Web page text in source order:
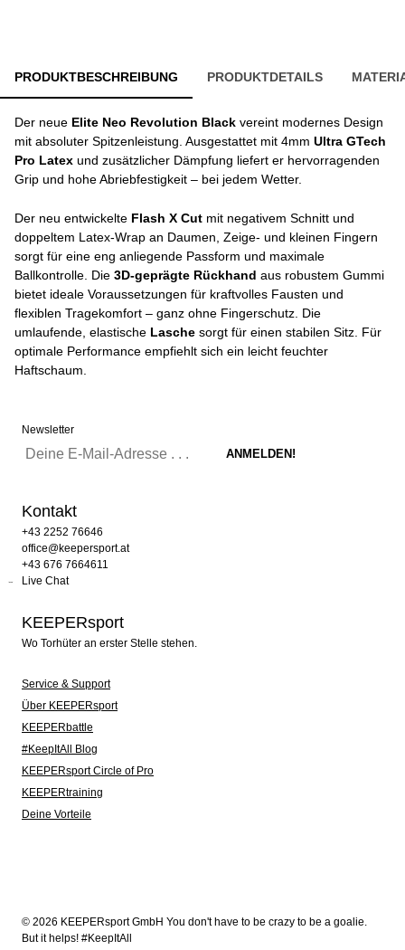
PRODUKTBESCHREIBUNG PRODUKTDETAILS
Der neue Elite Neo Revolution Black vereint modernes Design
mit absoluter Spitzenleistung. Ausgestattet mit 4mm Ultra GTech
Pro Latex und zusätzlicher Dämpfung liefert er hervorragenden
Grip und hohe Abriebfestigkeit – bei jedem Wetter.
Der neu entwickelte Flash X Cut mit negativem Schnitt und
doppeltem Latex-Wrap an Daumen, Zeige- und kleinen Fingern
sorgt für eine eng anliegende Passform und maximale
Ballkontrolle. Die 3D-geprägte Rückhand aus robustem Gummi
bietet ideale Voraussetzungen für kraftvolles Fausten und
flexiblen Tragekomfort – ganz ohne Fingerschutz. Die
umlaufende, elastische Lasche sorgt für einen stabilen Sitz. Für
optimale Performance empfiehlt sich ein leicht feuchter
Haftschaum.
Newsletter
Kontakt
+43 2252 76646
office@keepersport.at
+43 676 7664611
Live Chat
KEEPERsport
Wo Torhüter an erster Stelle stehen.
Service & Support
Über KEEPERsport
KEEPERbattle
#KeepItAll Blog
KEEPERsport Circle of Pro
KEEPERtraining
Deine Vorteile
© 2026 KEEPERsport GmbH You don't have to be crazy to be a goalie.
But it helps! #KeepItAll